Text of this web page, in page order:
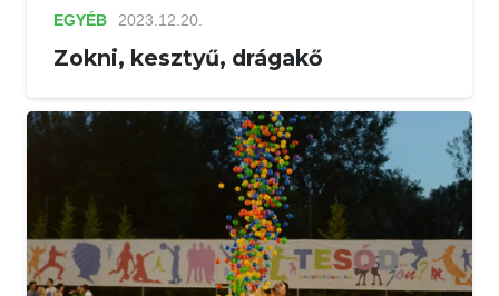
EGYÉB 2023.12.20.
Zokni, kesztyű, drágakő